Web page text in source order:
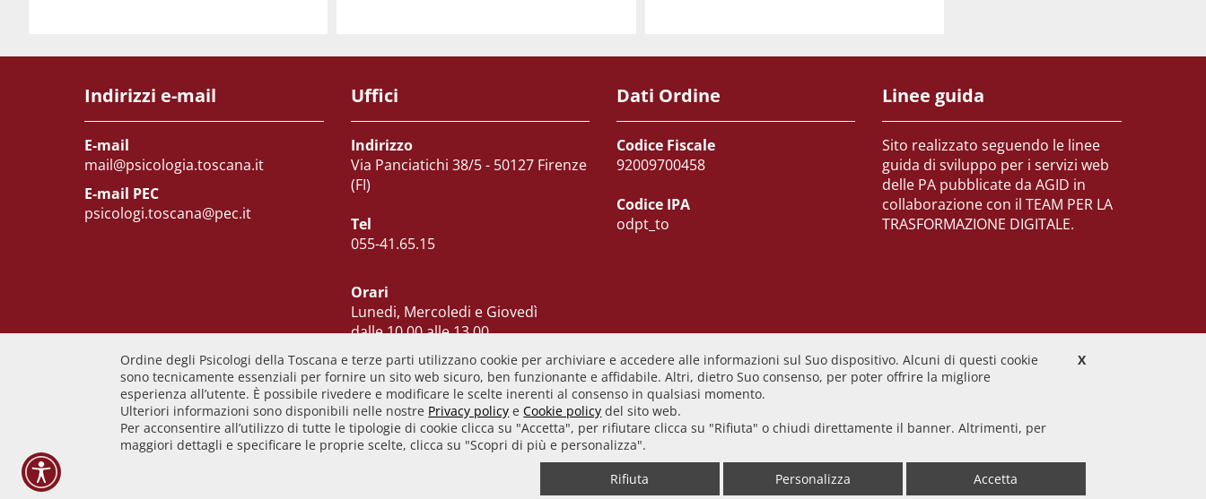
Indirizzi e-mail
E-mail
mail@psicologia.toscana.it
E-mail PEC
psicologi.toscana@pec.it
Uffici
Indirizzo
Via Panciatichi 38/5 - 50127 Firenze
(FI)
Tel
055-41.65.15
Orari
Lunedi, Mercoledi e Giovedì
dalle 10.00 alle 13.00
Martedi dalle 10.00 alle 15.00
Venerdì CHIUSO
Dati Ordine
Codice Fiscale
92009700458
Codice IPA
odpt_to
Linee guida
Sito realizzato seguendo le linee
guida di sviluppo per i servizi web
delle PA pubblicate da AGID in
collaborazione con il TEAM PER LA
TRASFORMAZIONE DIGITALE.
• Informativa cookie • Informativa privacy • Amministrazione trasparente • Whistleblowing • Mappa del sito • Dichiarazione di accessibilità
X
Ordine degli Psicologi della Toscana e terze parti utilizzano cookie per archiviare e accedere alle informazioni sul Suo dispositivo. Alcuni di questi cookie
sono tecnicamente essenziali per fornire un sito web sicuro, ben funzionante e affidabile. Altri, dietro Suo consenso, per poter offrire la migliore
esperienza all’utente. È possibile rivedere e modificare le scelte inerenti al consenso in qualsiasi momento.
Ulteriori informazioni sono disponibili nelle nostre Privacy policy eCookie policy del sito web.
Per acconsentire all’utilizzo di tutte le tipologie di cookie clicca su "Accetta", per rifiutare clicca su "Rifiuta" o chiudi direttamente il banner. Altrimenti, per
maggiori dettagli e specificare le proprie scelte, clicca su "Scopri di più e personalizza".
Rifiuta
Personalizza Accetta